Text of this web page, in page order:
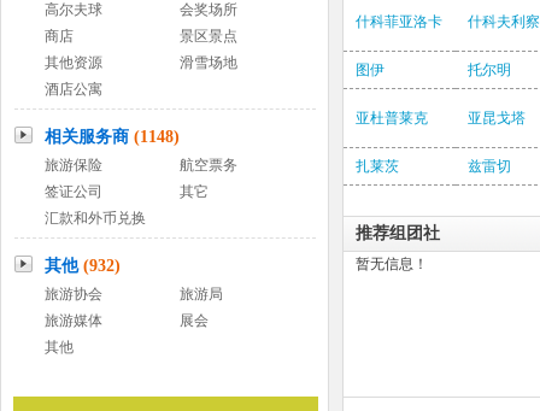
高尔夫球
会奖场所
商店
景区景点
其他资源
滑雪场地
酒店公寓
相关服务商 (1148)
旅游保险
航空票务
签证公司
其它
汇款和外币兑换
其他 (932)
旅游协会
旅游局
旅游媒体
展会
其他
什科菲亚洛卡 什科夫利察
图伊 托尔明
亚杜普莱克 亚昆戈塔
扎莱茨 兹雷切
推荐组团社
暂无信息！